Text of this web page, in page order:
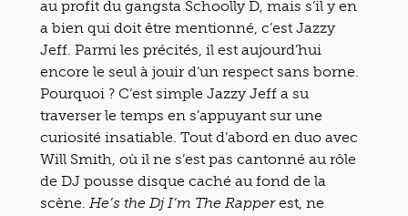
au profit du gangsta Schoolly D, mais s’il y en
a bien qui doit être mentionné, c’est Jazzy
Jeff. Parmi les précités, il est aujourd’hui
encore le seul à jouir d’un respect sans borne.
Pourquoi ? C’est simple Jazzy Jeff a su
traverser le temps en s’appuyant sur une
curiosité insatiable. Tout d’abord en duo avec
Will Smith, où il ne s’est pas cantonné au rôle
de DJ pousse disque caché au fond de la
scène. He’s the Dj I’m The Rapperest, ne